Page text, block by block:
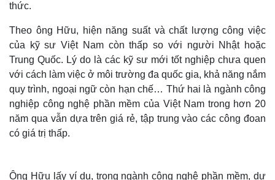
Thế giới
Multimedia
thức.
Theo ông Hữu, hiện năng suất và chất lượng công việc
của kỹ sư Việt Nam còn thấp so với người Nhật hoặc
Trung Quốc. Lý do là các kỹ sư mới tốt nghiệp chưa quen
với cách làm việc ở môi trường đa quốc gia, khả năng nắm
quy trình, ngoại ngữ còn hạn chế… Thứ hai là ngành công
nghiệp công nghệ phần mềm của Việt Nam trong hơn 20
năm qua vẫn dựa trên giá rẻ, tập trung vào các công đoan
có giá trị thấp.
Ông Hữu lấy ví dụ, trong ngành công nghệ phần mềm, dự